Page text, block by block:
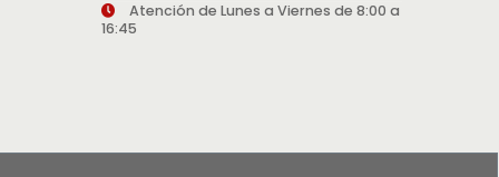
Atención de Lunes a Viernes de 8:00 a
16:45